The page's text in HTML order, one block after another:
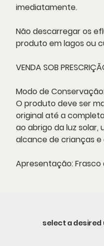
imediatamente.
Não descarregar os
produto em lagos ou
VENDA SOB
Modo de
O produto deve ser
original até a
ao abrigo da luz solar,
alcance de crianças
Apresentação:Frasco
select a desired